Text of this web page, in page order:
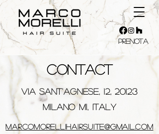
PRENOTA
CONTACT
Via Sant'Agnese, 12, 20123
Milano MI, Italy
marcomorellihairsuite@gmail.com